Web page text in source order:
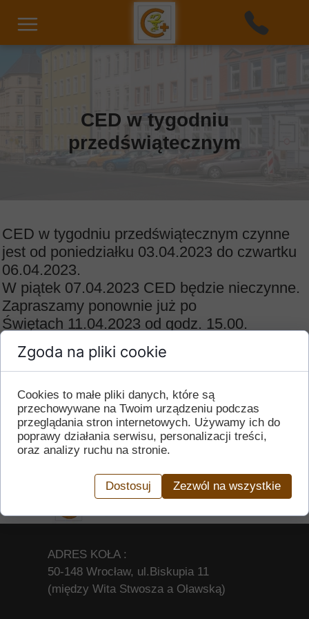
CED w tygodniu
przedświątecznym
CED w tygodniu przedświątecznym czynne
jest od poniedziałku 03.04.2023 do czwartku
06.04.2023.
W piątek 07.04.2023 CED będzie nieczynne.
Zapraszamy ponownie już po
Świętach 11.04.2023 od godz. 15.00.
Autor
03 kwietnia 2023
ADRES KOŁA :
50-148 Wrocław, ul.Biskupia 11
(między Wita Stwosza a Oławską)
Zgoda na pliki cookie
Cookies to małe pliki danych, które są
przechowywane na Twoim urządzeniu podczas
przeglądania stron internetowych. Używamy ich do
poprawy działania serwisu, personalizacji treści,
oraz analizy ruchu na stronie.
Dostosuj Zezwól na wszystkie